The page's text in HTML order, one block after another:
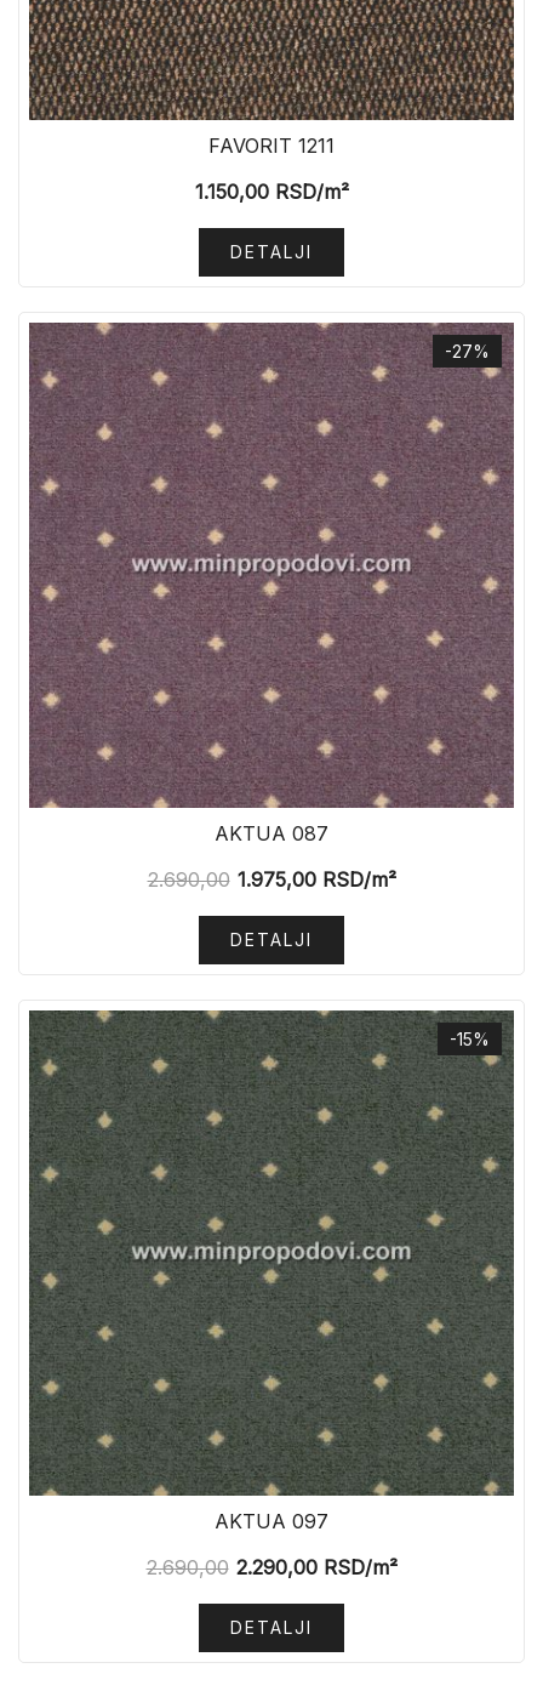
FAVORIT 1211
1.150,00RSD/m²
DETALJI
-27%
AKTUA 087
2.690,00 1.975,00RSD/m²
DETALJI
-15%
AKTUA 097
2.690,00 2.290,00RSD/m²
DETALJI